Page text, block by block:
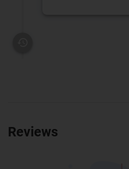
Reviews